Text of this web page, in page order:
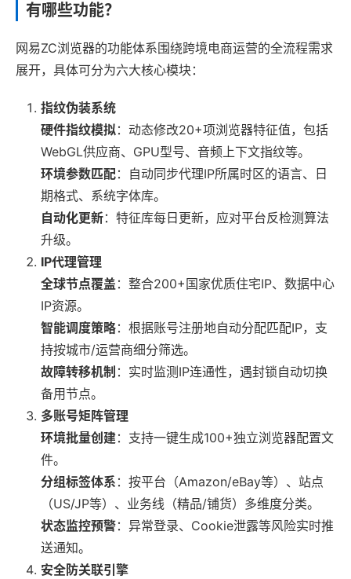
有哪些功能？
网易ZC浏览器的功能体系围绕跨境电商运营的全流程需求
展开，具体可分为六大核心模块：
指纹伪装系统
硬件指纹模拟：动态修改20+项浏览器特征值，包括
WebGL供应商、GPU型号、音频上下文指纹等。
环境参数匹配：自动同步代理IP所属时区的语言、日
期格式、系统字体库。
自动化更新：特征库每日更新，应对平台反检测算法
升级。
IP代理管理
全球节点覆盖 ：整合200+国家优质住宅IP、数据中心
IP资源。
智能调度策略：根据账号注册地自动分配匹配IP，支
持按城市/运营商细分筛选。
故障转移机制 ：实时监测IP连通性，遇封锁自动切换
备用节点。
多账号矩阵管理
环境批量创建：支持一键生成100+独立浏览器配置文
件。
分组标签体系 ：按平台（Amazon/eBay等）、站点
（US/JP等）、业务线（精品/铺货）多维度分类。
状态监控预警：异常登录、Cookie泄露等风险实时推
送通知。
安全防关联引擎